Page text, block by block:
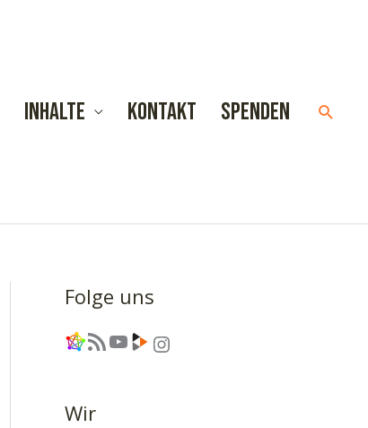
Inhalte Kontakt Spenden
Folge uns
Link RSS-Feed YouTube Link Instagram
Wir